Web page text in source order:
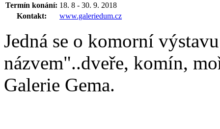
Termín konání: 18. 8 - 30. 9. 2018
Kontakt:
www.galeriedum.cz
Jedná se o komorní
názvem"..dveře, komín,
Galerie Gema.